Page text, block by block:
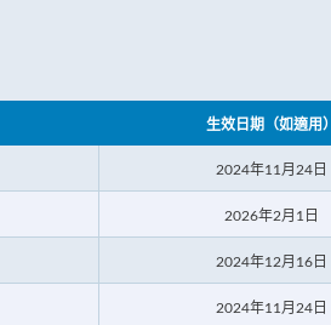
生效日期（如適用）
2024年11月24日
2026年2月1日
2024年12月16日
2024年11月24日